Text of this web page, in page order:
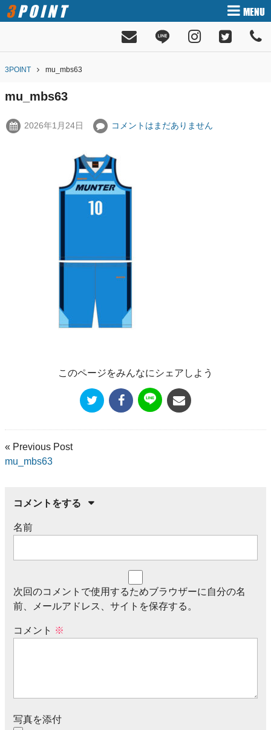
3POINT MENU
3POINT mu_mbs63
mu_mbs63
2026年1月24日 コメントはまだありません
このページをみんなにシェアしよう
« Previous Post
mu_mbs63
コメントをする
名前
次回のコメントで使用するためブラウザーに自分の名
前、メールアドレス、サイトを保存する。
コメント ※
写真を添付